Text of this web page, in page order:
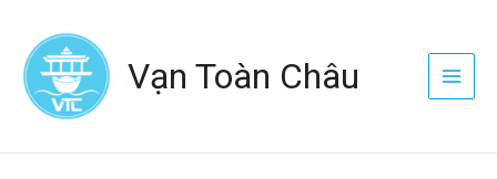
dung
Vạn Toàn Châu
Menu